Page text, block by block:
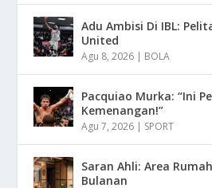
Adu Ambisi Di IBL:
United
Agu 8, 2026 | BOLA
Pacquiao Murka: “Ini
Kemenangan!”
Agu 7, 2026 | SPORT
Saran Ahli: Area
Bulanan